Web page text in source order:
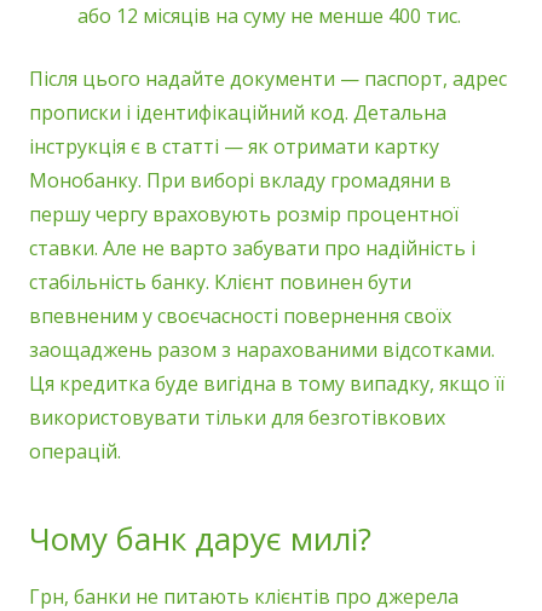
або 12 місяців на суму не менше 400 тис.
Після цього надайте документи — паспорт, адрес
прописки і ідентифікаційний код. Детальна
інструкція є в статті — як отримати картку
Монобанку. При виборі вкладу громадяни в
першу чергу враховують розмір процентної
ставки. Але не варто забувати про надійність і
стабільність банку. Клієнт повинен бути
впевненим у своєчасності повернення своїх
заощаджень разом з нарахованими відсотками.
Ця кредитка буде вигідна в тому випадку, якщо її
використовувати тільки для безготівкових
операцій.
Чому банк дарує милі?
Грн, банки не питають клієнтів про джерела